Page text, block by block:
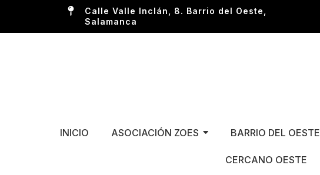
Calle Valle Inclán, 8. Barrio del Oeste,
Salamanca
INICIO ASOCIACIÓN ZOES BARRIO DEL OESTE
CERCANO OESTE